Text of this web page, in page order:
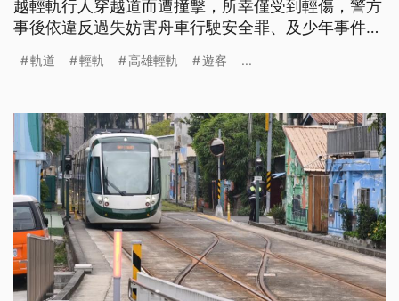
越輕軌行人穿越道而遭撞擊，所幸僅受到輕傷，警方
事後依違反過失妨害舟車行駛安全罪、及少年事件處
復正常營運。
軌道 輕軌 高雄輕軌 遊客 ...